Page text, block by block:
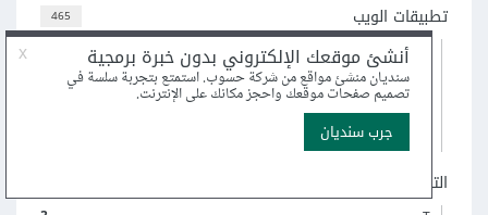
465 تطبيقات الويب
ووردبريس
ماجنتو
بريستاشوب
أوبن كارت
الترجمة بمساعدة الحاسوب